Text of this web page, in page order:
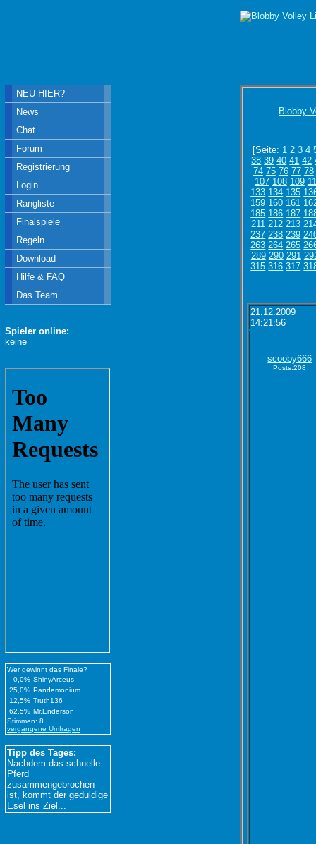
Blobby
[Seite: 1 2 3 4
38 39 40 41 42
74 75 76 77 78
107 108 109
133 134 135
159 160 161
185 186 187
211 212 213
237 238 239
263 264 265
289 290 291
315 316 317
21.12.2009
14:21:56
scooby666
Posts:208
NEU HIER?
News
Chat
Forum
Registrierung
Login
Rangliste
Finalspiele
Regeln
Download
Hilfe & FAQ
Das Team
Spieler online:
keine
Wer gewinnt das Finale?
0,0% ShinyArceus
25,0% Pandemonium
12,5% Truth136
62,5% Mr.Enderson
Stimmen: 8
vergangene Umfragen
Tipp des Tages:
Nachdem das schnelle
Pferd
zusammengebrochen
ist, kommt der geduldige
Esel ins Ziel...